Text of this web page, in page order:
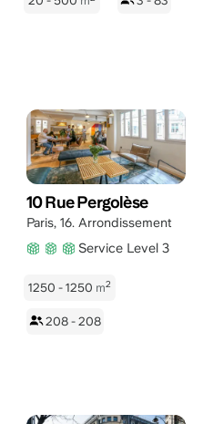
10 Rue Pergolèse
Paris, 16. Arrondissement
Service Level 3
1250 - 1250 m2
208 - 208